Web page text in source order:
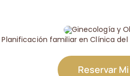
Planificación familiar en Clínica del
Reservar